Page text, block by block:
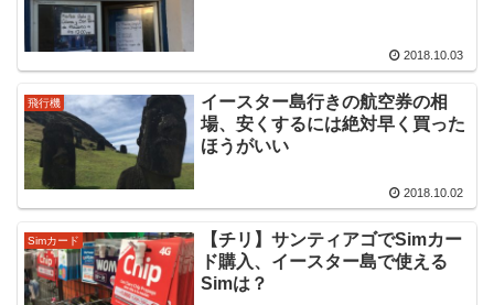
2018.10.03
飛行機
イースター島行きの航空券の相
場、安くするには絶対早く買った
ほうがいい
2018.10.02
Simカード
【チリ】サンティアゴでSimカー
ド購入、イースター島で使える
Simは？